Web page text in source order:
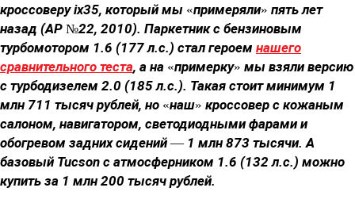
кроссоверу ix35, который мы «примеряли» пять лет
назад ­(АР №22, 2010)­­. Паркетник с бензиновым
турбомотором 1.6 (177 л.с.) стал героем нашего
сравнительного теста, а на «примерку» мы взяли версию
с турбодизелем 2.0 (185 л.с.). Такая стоит минимум 1
млн 711 тысяч рублей, но «наш» кроссовер с кожаным
салоном, навигатором, светодиодными фарами и
обогревом задних сидений — 1 млн 873 тысячи. А
базовый Tucson с атмосферником 1.6 (132 л.с.) можно
купить за 1 млн 200 тысяч рублей.